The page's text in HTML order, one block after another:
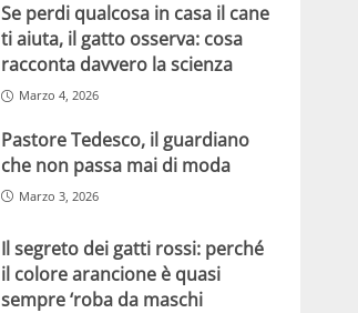
Se perdi qualcosa in casa il cane
ti aiuta, il gatto osserva: cosa
racconta davvero la scienza
Marzo 4, 2026
Pastore Tedesco, il guardiano
che non passa mai di moda
Marzo 3, 2026
Il segreto dei gatti rossi: perché
il colore arancione è quasi
sempre ‘roba da maschi